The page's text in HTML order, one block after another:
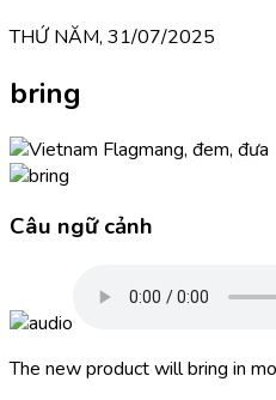
THỨ NĂM, 31/07/2025
bring
mang, đem, đưa
Câu ngữ cảnh
The new product will bring in